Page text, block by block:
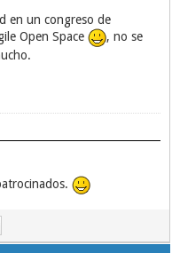
en un congreso de
Open Space
, no se